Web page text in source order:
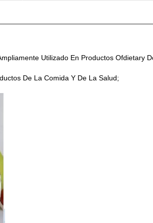
Utilizado En Productos Ofdietary
De La Comida Y De La Salud;